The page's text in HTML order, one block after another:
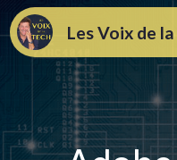
Les Voix de